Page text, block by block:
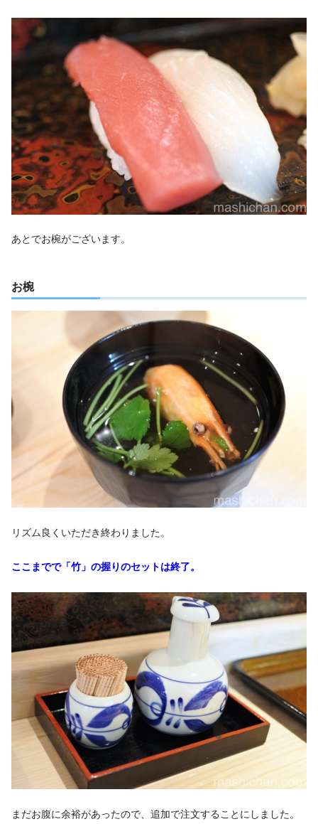
あとでお椀がございます。
お椀
リズム良くいただき終わりました。
ここまでで「竹」の握りのセットは終了。
まだお腹に余裕があったので、追加で注文することにしました。